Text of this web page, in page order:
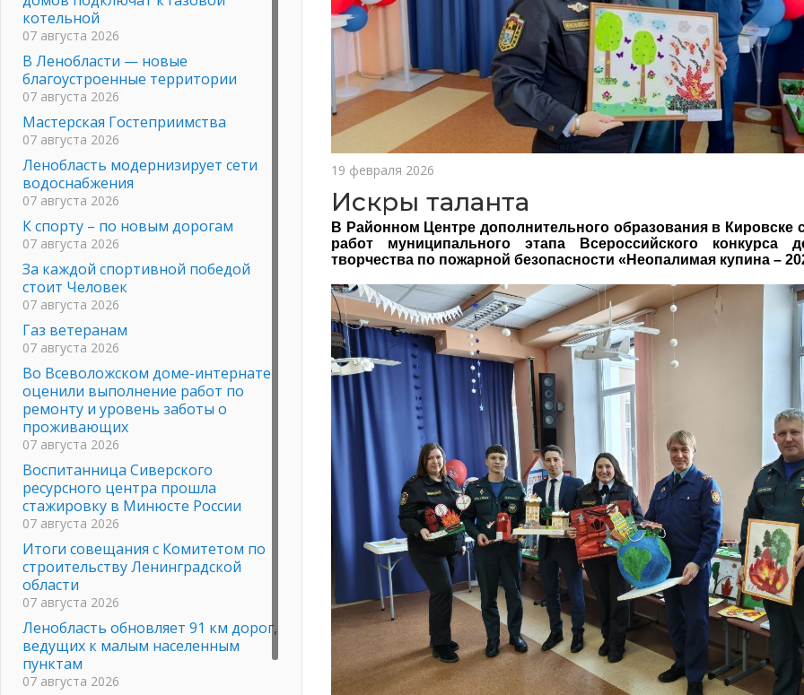
19 февраля 2026
Искры таланта
В Районном Центре дополнительного образования в Кировске
работ муниципального этапа Всероссийского конкурса
творчества по пожарной безопасности «Неопалимая купина –
котельной
07 августа 2026
В Ленобласти — новые
благоустроенные территории
07 августа 2026
Мастерская Гостеприимства
07 августа 2026
Ленобласть модернизирует сети
водоснабжения
07 августа 2026
К спорту – по новым дорогам
07 августа 2026
За каждой спортивной победой
стоит Человек
07 августа 2026
Газ ветеранам
07 августа 2026
Во Всеволожском доме-интернате
оценили выполнение работ по
ремонту и уровень заботы о
проживающих
07 августа 2026
Воспитанница Сиверского
ресурсного центра прошла
стажировку в Минюсте России
07 августа 2026
Итоги совещания с Комитетом по
строительству Ленинградской
области
07 августа 2026
Ленобласть обновляет 91 км дорог,
ведущих к малым населенным
пунктам
07 августа 2026